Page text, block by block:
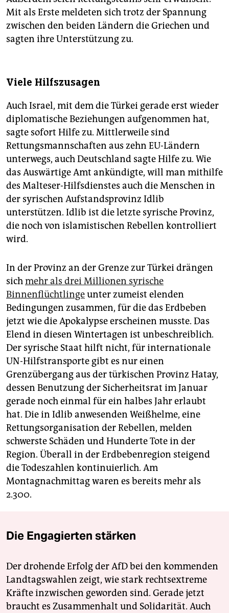
Mit als Erste meldeten sich trotz der Spannung
zwischen den beiden Ländern die Griechen und
sagten ihre Unterstützung zu.
Viele Hilfszusagen
Auch Israel, mit dem die Türkei gerade erst wieder
diplomatische Beziehungen aufgenommen hat,
sagte sofort Hilfe zu. Mittlerweile sind
Rettungsmannschaften aus zehn EU-Ländern
unterwegs, auch Deutschland sagte Hilfe zu. Wie
das Auswärtige Amt ankündigte, will man mithilfe
des Malteser-Hilfsdienstes auch die Menschen in
der syrischen Aufstandsprovinz Idlib
unterstützen. Idlib ist die letzte syrische Provinz,
die noch von islamistischen Rebellen kontrolliert
wird.
In der Provinz an der Grenze zur Türkei drängen
sichmehr als drei Millionen syrische
Binnenflüchtlingeunter zumeist elenden
Bedingungen zusammen, für die das Erdbeben
jetzt wie die Apokalypse erscheinen musste. Das
Elend in diesen Wintertagen ist unbeschreiblich.
Der syrische Staat hilft nicht, für internationale
UN-Hilfstransporte gibt es nur einen
Grenzübergang aus der türkischen Provinz Hatay,
dessen Benutzung der Sicherheitsrat im Januar
gerade noch einmal für ein halbes Jahr erlaubt
hat. Die in Idlib anwesenden Weißhelme, eine
Rettungsorganisation der Rebellen, melden
schwerste Schäden und Hunderte Tote in der
Region. Überall in der Erdbebenregion steigend
die Todeszahlen kontinuierlich. Am
Montagnachmittag waren es bereits mehr als
2.300.
Die Engagierten stärken
Der drohende Erfolg der AfD bei den kommenden
Landtagswahlen zeigt, wie stark rechtsextreme
Kräfte inzwischen geworden sind. Gerade jetzt
braucht es Zusammenhalt und Solidarität. Auch